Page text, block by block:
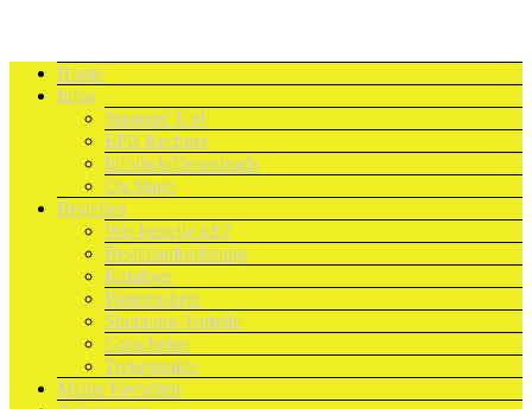
Home
Infos
Stampin’ Up!
EPB Rechner
Infothek/Downloads
On Stage
Bestellen
Wie bestelle ich?
Bestellanforderung
Kataloge
Papierpakete
Shopping-Vorteile
Gutscheine
Treuepunkte
Meine Favoriten